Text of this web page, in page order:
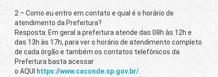
2 – Como eu entro em contato e qual é o horário de
atendimento da Prefeitura?
Resposta: Em geral a prefeitura atende das 08h às 12h e
das 13h às 17h, para ver o horário de atendimento completo
de cada órgão e também os contatos telefônicos da
Prefeitura basta acessar
o AQUI
https://www.caconde.sp.gov.br/